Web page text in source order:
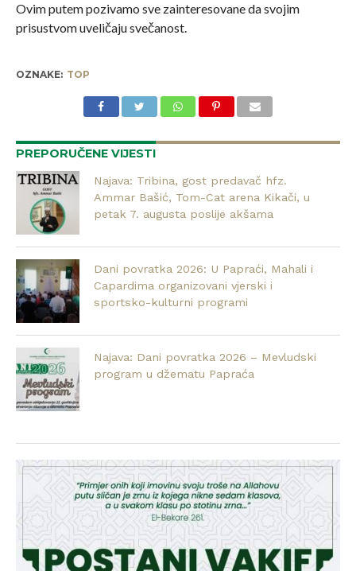
Ovim putem pozivamo sve zainteresovane da svojim
prisustvom uveličaju svečanost.
OZNAKE: TOP
PREPORUČENE VIJESTI
Najava: Tribina, gost predavač hfz.
Ammar Bašić, Tom-Cat arena Kikači, u
petak 7. augusta poslije akšama
Dani povratka 2026: U Papraći, Mahali i
Capardima organizovani vjerski i
sportsko-kulturni programi
Najava: Dani povratka 2026 – Mevludski
program u džematu Papraća